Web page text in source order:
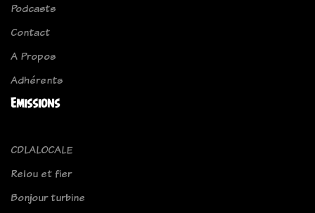
Podcasts
Contact
A Propos
Adhérents
Emissions
CDLALOCALE
Relou et fier
Bonjour turbine